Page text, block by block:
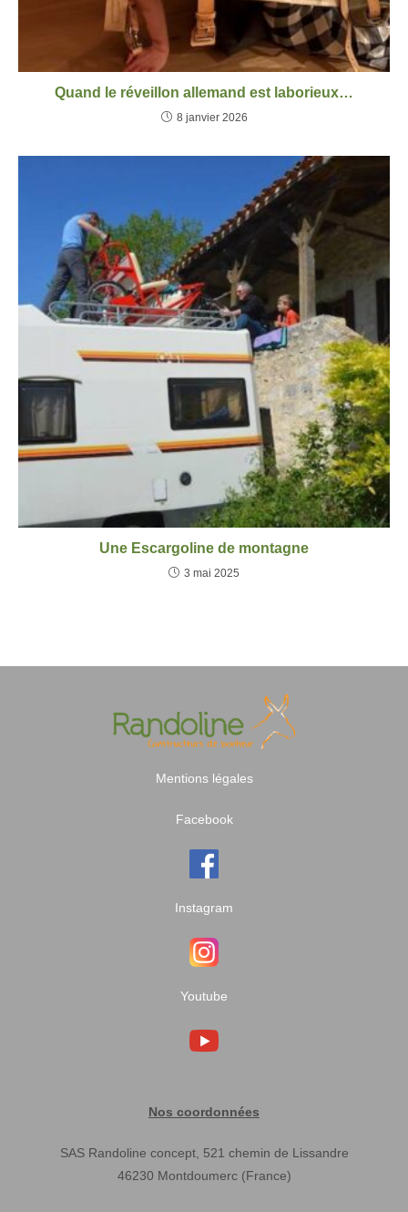
Quand le réveillon allemand est laborieux…
8 janvier 2026
Une Escargoline de montagne
3 mai 2025
Mentions légales
Facebook
Instagram
Youtube
Nos coordonnées
SAS Randoline concept, 521 chemin de Lissandre
46230 Montdoumerc (France)